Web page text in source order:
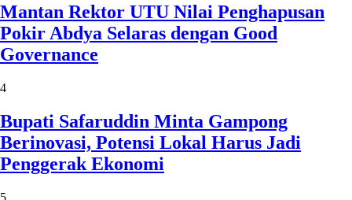
Mantan Rektor UTU Nilai Penghapusan
Pokir Abdya Selaras dengan Good
Governance
4
Bupati Safaruddin Minta Gampong
Berinovasi, Potensi Lokal Harus Jadi
Penggerak Ekonomi
5